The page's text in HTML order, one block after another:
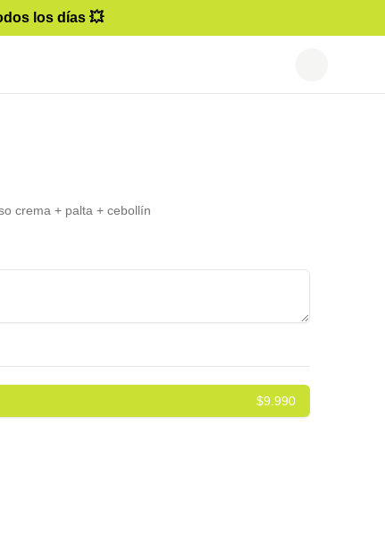
los días 💥
crema + palta + cebollín
$9.990